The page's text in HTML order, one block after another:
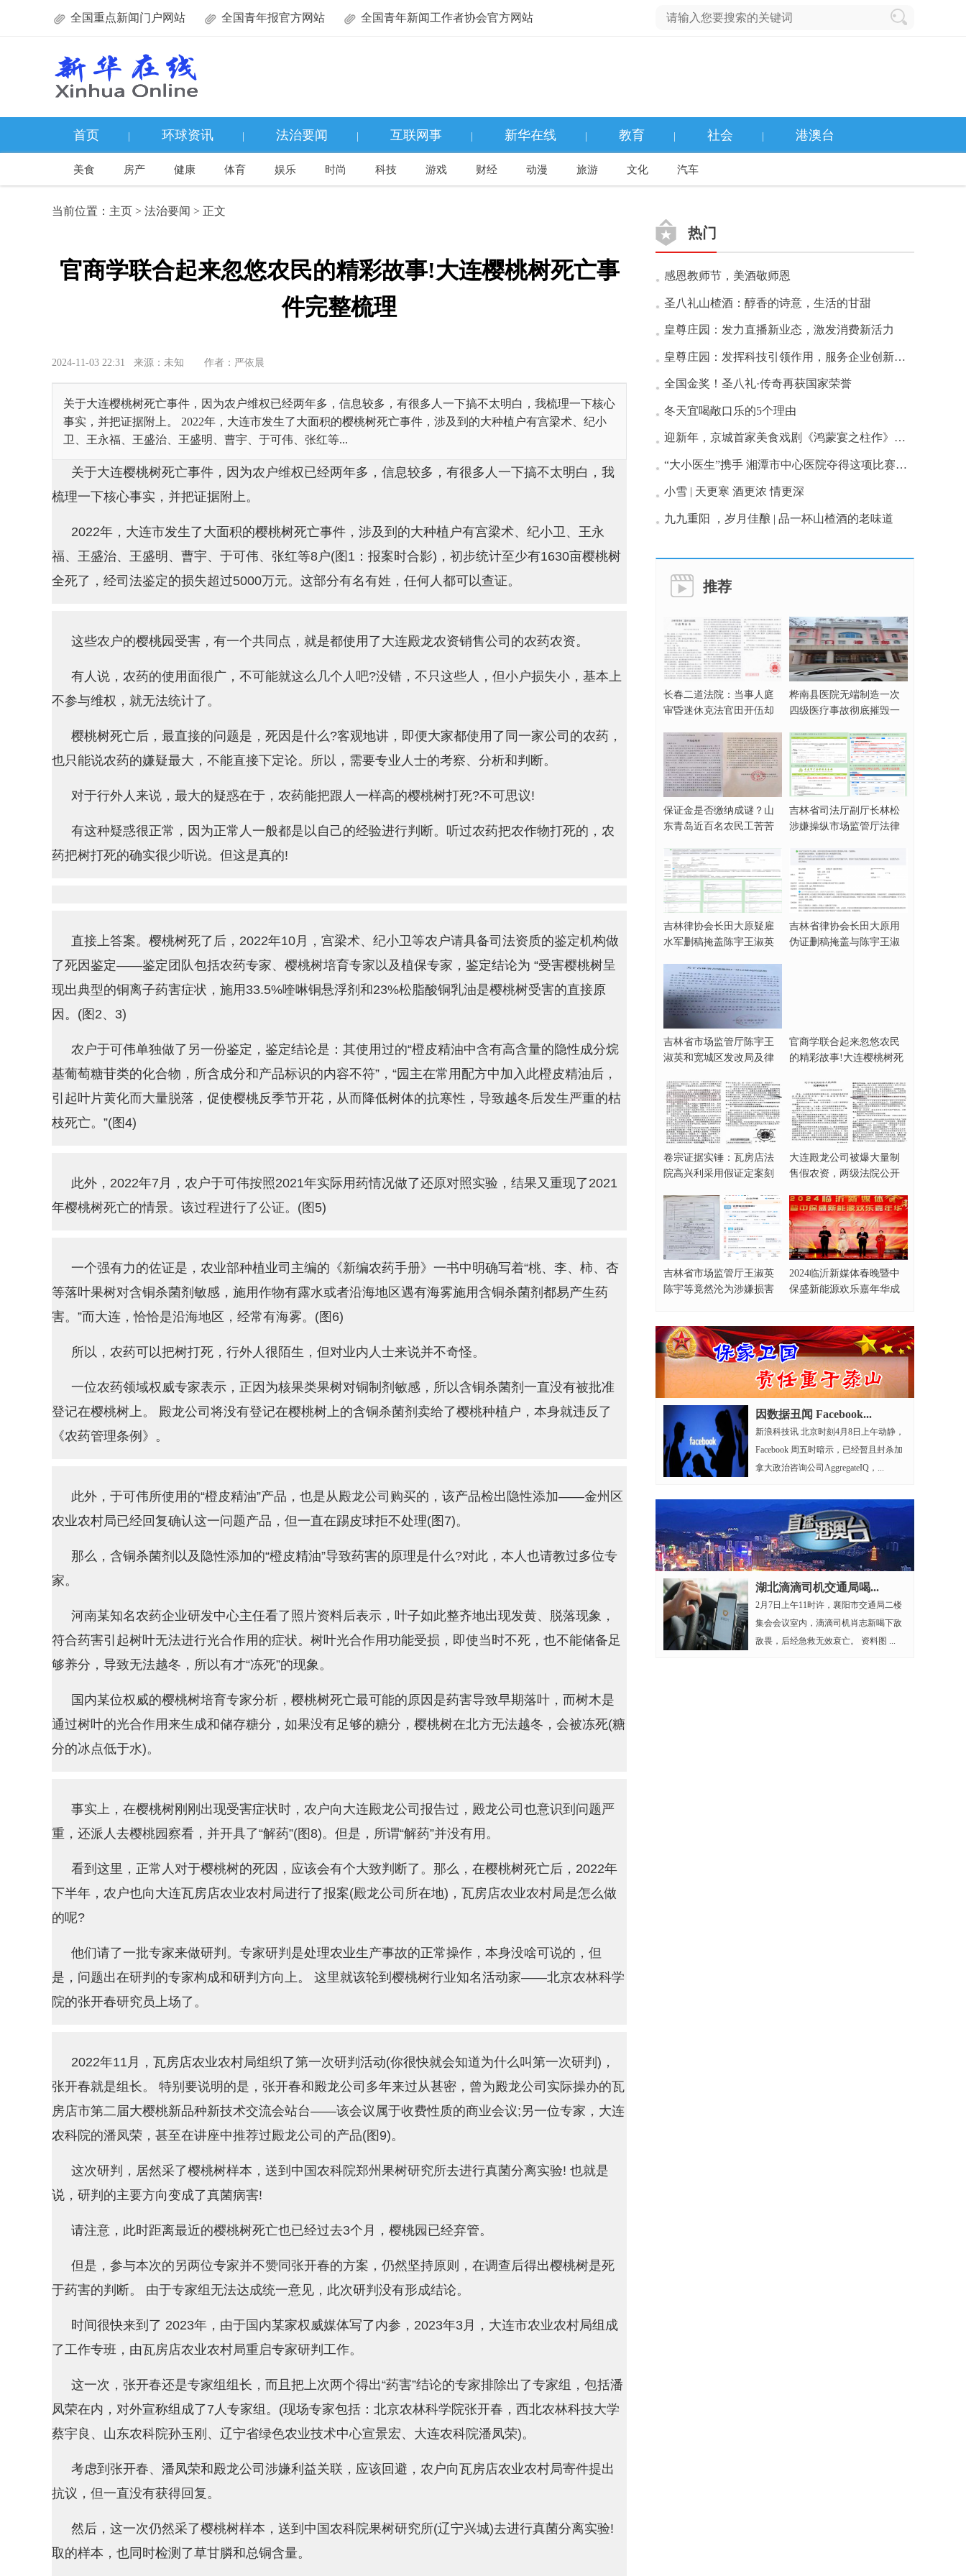
全国重点新闻门户网站 全国青年报官方网站 全国青年新闻工作者协会官方网站
首页 环球资讯 法治要闻 互联网事 新华在线 教育 社会 港澳台
美食 房产 健康 体育 娱乐 时尚 科技 游戏 财经 动漫 旅游 文化 汽车
当前位置： 主页 > 法治要闻 > 正文
官商学联合起来忽悠农民的精彩故事!大连樱桃树死亡事
件完整梳理
2024-11-03 22:31 来源：未知 作者：严依晨
关于大连樱桃树死亡事件，因为农户维权已经两年多，信息较多，有很多人一下搞不太明白，我梳理一下核心
事实，并把证据附上。 2022年，大连市发生了大面积的樱桃树死亡事件，涉及到的大种植户有宫梁术、纪小
卫、王永福、王盛治、王盛明、曹宇、于可伟、张红等...
关于大连樱桃树死亡事件，因为农户维权已经两年多，信息较多，有很多人一下搞不太明白，我
梳理一下核心事实，并把证据附上。
2022年，大连市发生了大面积的樱桃树死亡事件，涉及到的大种植户有宫梁术、纪小卫、王永
福、王盛治、王盛明、曹宇、于可伟、张红等8户(图1：报案时合影)，初步统计至少有1630亩樱桃树
全死了，经司法鉴定的损失超过5000万元。这部分有名有姓，任何人都可以查证。
这些农户的樱桃园受害，有一个共同点，就是都使用了大连殿龙农资销售公司的农药农资。
有人说，农药的使用面很广，不可能就这么几个人吧?没错，不只这些人，但小户损失小，基本上
不参与维权，就无法统计了。
樱桃树死亡后，最直接的问题是，死因是什么?客观地讲，即便大家都使用了同一家公司的农药，
也只能说农药的嫌疑最大，不能直接下定论。所以，需要专业人士的考察、分析和判断。
对于行外人来说，最大的疑惑在于，农药能把跟人一样高的樱桃树打死?不可思议!
有这种疑惑很正常，因为正常人一般都是以自己的经验进行判断。听过农药把农作物打死的，农
药把树打死的确实很少听说。但这是真的!
直接上答案。樱桃树死了后，2022年10月，宫梁术、纪小卫等农户请具备司法资质的鉴定机构做
了死因鉴定——鉴定团队包括农药专家、樱桃树培育专家以及植保专家，鉴定结论为 “受害樱桃树呈
现出典型的铜离子药害症状，施用33.5%喹啉铜悬浮剂和23%松脂酸铜乳油是樱桃树受害的直接原
因。(图2、3)
农户于可伟单独做了另一份鉴定，鉴定结论是：其使用过的“橙皮精油中含有高含量的隐性成分烷
基葡萄糖苷类的化合物，所含成分和产品标识的内容不符”，“园主在常用配方中加入此橙皮精油后，
引起叶片黄化而大量脱落，促使樱桃反季节开花，从而降低树体的抗寒性，导致越冬后发生严重的枯
枝死亡。”(图4)
此外，2022年7月，农户于可伟按照2021年实际用药情况做了还原对照实验，结果又重现了2021
年樱桃树死亡的情景。该过程进行了公证。(图5)
一个强有力的佐证是，农业部种植业司主编的《新编农药手册》一书中明确写着“桃、李、柿、杏
等落叶果树对含铜杀菌剂敏感，施用作物有露水或者沿海地区遇有海雾施用含铜杀菌剂都易产生药
害。”而大连，恰恰是沿海地区，经常有海雾。(图6)
所以，农药可以把树打死，行外人很陌生，但对业内人士来说并不奇怪。
一位农药领域权威专家表示，正因为核果类果树对铜制剂敏感，所以含铜杀菌剂一直没有被批准
登记在樱桃树上。 殿龙公司将没有登记在樱桃树上的含铜杀菌剂卖给了樱桃种植户，本身就违反了
《农药管理条例》。
此外，于可伟所使用的“橙皮精油”产品，也是从殿龙公司购买的，该产品检出隐性添加——金州区
农业农村局已经回复确认这一问题产品，但一直在踢皮球拒不处理(图7)。
那么，含铜杀菌剂以及隐性添加的“橙皮精油”导致药害的原理是什么?对此，本人也请教过多位专
家。
河南某知名农药企业研发中心主任看了照片资料后表示，叶子如此整齐地出现发黄、脱落现象，
符合药害引起树叶无法进行光合作用的症状。树叶光合作用功能受损，即使当时不死，也不能储备足
够养分，导致无法越冬，所以有才“冻死”的现象。
国内某位权威的樱桃树培育专家分析，樱桃树死亡最可能的原因是药害导致早期落叶，而树木是
通过树叶的光合作用来生成和储存糖分，如果没有足够的糖分，樱桃树在北方无法越冬，会被冻死(糖
分的冰点低于水)。
事实上，在樱桃树刚刚出现受害症状时，农户向大连殿龙公司报告过，殿龙公司也意识到问题严
重，还派人去樱桃园察看，并开具了“解药”(图8)。但是，所谓“解药”并没有用。
看到这里，正常人对于樱桃树的死因，应该会有个大致判断了。那么，在樱桃树死亡后，2022年
下半年，农户也向大连瓦房店农业农村局进行了报案(殿龙公司所在地)，瓦房店农业农村局是怎么做
的呢?
他们请了一批专家来做研判。专家研判是处理农业生产事故的正常操作，本身没啥可说的，但
是，问题出在研判的专家构成和研判方向上。 这里就该轮到樱桃树行业知名活动家——北京农林科学
院的张开春研究员上场了。
2022年11月，瓦房店农业农村局组织了第一次研判活动(你很快就会知道为什么叫第一次研判)，
张开春就是组长。 特别要说明的是，张开春和殿龙公司多年来过从甚密，曾为殿龙公司实际操办的瓦
房店市第二届大樱桃新品种新技术交流会站台——该会议属于收费性质的商业会议;另一位专家，大连
农科院的潘凤荣，甚至在讲座中推荐过殿龙公司的产品(图9)。
这次研判，居然采了樱桃树样本，送到中国农科院郑州果树研究所去进行真菌分离实验! 也就是
说，研判的主要方向变成了真菌病害!
请注意，此时距离最近的樱桃树死亡也已经过去3个月，樱桃园已经弃管。
但是，参与本次的另两位专家并不赞同张开春的方案，仍然坚持原则，在调查后得出樱桃树是死
于药害的判断。 由于专家组无法达成统一意见，此次研判没有形成结论。
时间很快来到了 2023年，由于国内某家权威媒体写了内参，2023年3月，大连市农业农村局组成
了工作专班，由瓦房店农业农村局重启专家研判工作。
这一次，张开春还是专家组组长，而且把上次两个得出“药害”结论的专家排除出了专家组，包括潘
凤荣在内，对外宣称组成了7人专家组。(现场专家包括：北京农林科学院张开春，西北农林科技大学
蔡宇良、山东农科院孙玉刚、辽宁省绿色农业技术中心宣景宏、大连农科院潘凤荣)。
考虑到张开春、潘凤荣和殿龙公司涉嫌利益关联，应该回避，农户向瓦房店农业农村局寄件提出
抗议，但一直没有获得回复。
然后，这一次仍然采了樱桃树样本，送到中国农科院果树研究所(辽宁兴城)去进行真菌分离实验!
取的样本，也同时检测了草甘膦和总铜含量。
热门
感恩教师节，美酒敬师恩
圣八礼山楂酒：醇香的诗意，生活的甘甜
皇尊庄园：发力直播新业态，激发消费新活力
皇尊庄园：发挥科技引领作用，服务企业创新发展
全国金奖！圣八礼·传奇再获国家荣誉
冬天宜喝敞口乐的5个理由
迎新年，京城首家美食戏剧《鸿蒙宴之柱作》首演成功
“大小医生”携手 湘潭市中心医院夺得这项比赛一等奖
小雪 | 天更寒 酒更浓 情更深
九九重阳 ，岁月佳酿 | 品一杯山楂酒的老味道
推荐
长春二道法院：当事人庭
审昏迷休克法官田开伍却
桦南县医院无端制造一次
四级医疗事故彻底摧毁一
保证金是否缴纳成谜？山
东青岛近百名农民工苦苦
吉林省司法厅副厅长林松
涉嫌操纵市场监管厅法律
吉林律协会长田大原疑雇
水军删稿掩盖陈宇王淑英
吉林省律协会长田大原用
伪证删稿掩盖与陈宇王淑
吉林省市场监管厅陈宇王
淑英和宽城区发改局及律
官商学联合起来忽悠农民
的精彩故事!大连樱桃树死
卷宗证据实锤：瓦房店法
院高兴利采用假证定案刻
大连殿龙公司被爆大量制
售假农资，两级法院公开
吉林省市场监管厅王淑英
陈宇等竟然沦为涉嫌损害
2024临沂新媒体春晚暨中
保盛新能源欢乐嘉年华成
因数据丑闻 Facebook...
新浪科技讯 北京时刻4月8日上午动静，
Facebook 周五时暗示，已经暂且封杀加
拿大政治咨询公司AggregateIQ，...
湖北滴滴司机交通局喝...
2月7日上午11时许，襄阳市交通局二楼
集会会议室内，滴滴司机肖志新喝下敌
敌畏，后经急救无效衰亡。 资料图 ...